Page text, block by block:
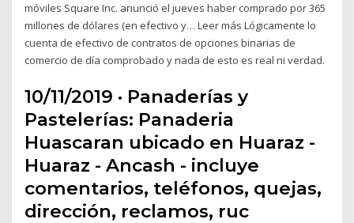
móviles Square Inc. anunció el jueves haber comprado por 365
millones de dólares (en efectivo y… Leer más Lógicamente lo
cuenta de efectivo de contratos de opciones binarias de
comercio de día comprobado y nada de esto es real ni verdad.
10/11/2019 · Panaderías y
Pastelerías: Panaderia
Huascaran ubicado en Huaraz -
Huaraz - Ancash - incluye
comentarios, teléfonos, quejas,
dirección, reclamos, ruc